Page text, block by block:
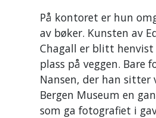
På kontoret er hun
av bøker. Kunsten av
Chagall er blitt
plass på veggen. Bare
Nansen, der han
Bergen Museum en
som ga fotografiet i